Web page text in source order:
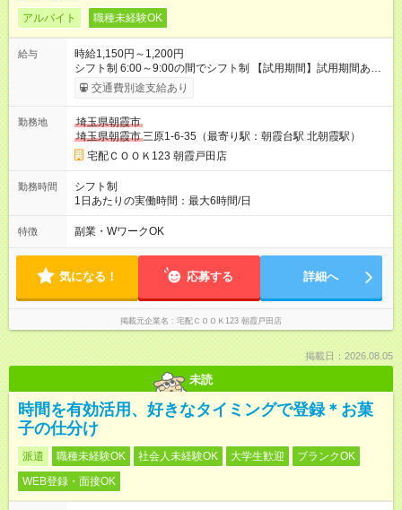
アルバイト 職種未経験OK
給与
時給1,150円～1,200円
シフト制 6:00～9:00の間でシフト制 【試用期間】試用期間あり
試用期間の長さ：1ヶ月 雇用形態、給与は本採用時と同じです。
交通費別途支給あり
勤務地
埼玉県朝霞市
埼玉県朝霞市三原1-6-35（最寄り駅：朝霞台駅 北朝霞駅）
宅配ＣＯＯＫ123 朝霞戸田店
勤務時間
シフト制
1日あたりの実働時間：最大6時間/日
特徴 副業・WワークOK
気になる！ 応募する 詳細へ
掲載元企業名 宅配ＣＯＯＫ123 朝霞戸田店
掲載日：2026.08.05
未読
時間を有効活用、好きなタイミングで登録＊お菓
子の仕分け
派遣 職種未経験OK 社会人未経験OK 大学生歓迎
ブランクOK
WEB登録・面接OK